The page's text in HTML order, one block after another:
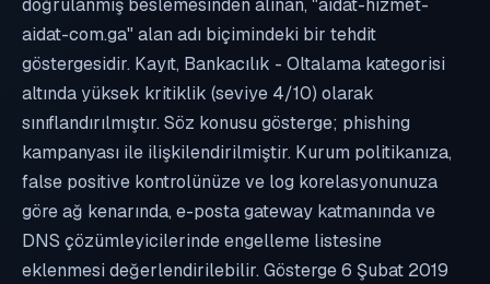
aidat-com.ga" alan adı biçimindeki bir tehdit
göstergesidir. Kayıt, Bankacılık - Oltalama kategorisi
altında yüksek kritiklik (seviye 4/10) olarak
sınıflandırılmıştır. Söz konusu gösterge; phishing
kampanyası ile ilişkilendirilmiştir. Kurum politikanıza,
false positive kontrolünüze ve log korelasyonunuza
göre ağ kenarında, e-posta gateway katmanında ve
DNS çözümleyicilerinde engelleme listesine
eklenmesi değerlendirilebilir. Gösterge 6 Şubat 2019